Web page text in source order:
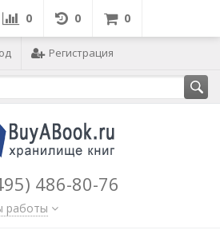
0 0 0
Регистрация
486-80-76
работы